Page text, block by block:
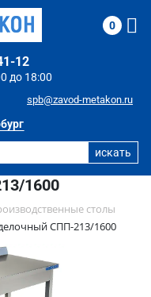
до 18:00
12
spb@zavod-metakon.ru
0
1600
столы
СПП-213/1600